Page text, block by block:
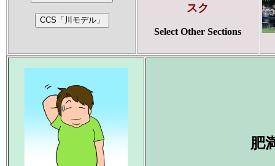
スク
Select Other Sections
肥